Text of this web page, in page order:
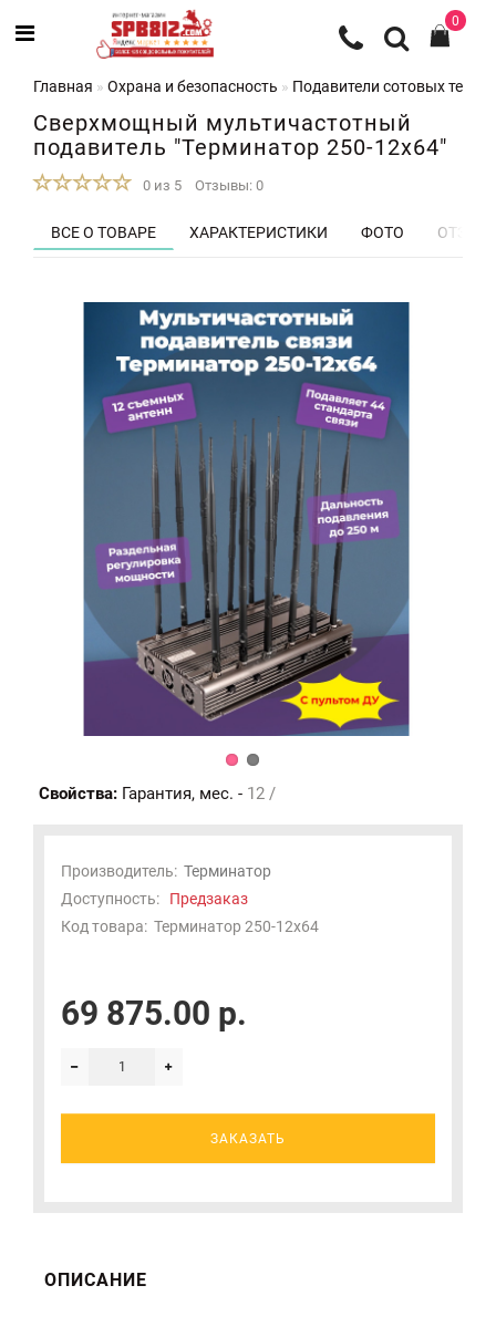
0
Главная Охрана и безопасность Подавители сотовых
Сверхмощный мультичастотный
подавитель "Терминатор 250-12х64"
0 из 5 Отзывы: 0
ВСЕ О ТОВАРЕ ХАРАКТЕРИСТИКИ ФОТО
Свойства: Гарантия, мес. - 12 /
Производитель: Терминатор
Доступность: Предзаказ
Код товара: Терминатор 250-12х64
69 875.00 р.
ЗАКАЗАТЬ
ОПИСАНИЕ